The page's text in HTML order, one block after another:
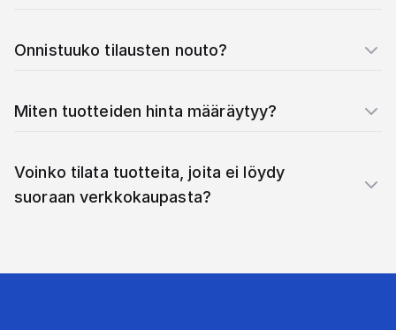
Onnistuuko tilausten nouto?
Miten tuotteiden hinta määräytyy?
Voinko tilata tuotteita, joita ei löydy
suoraan verkkokaupasta?